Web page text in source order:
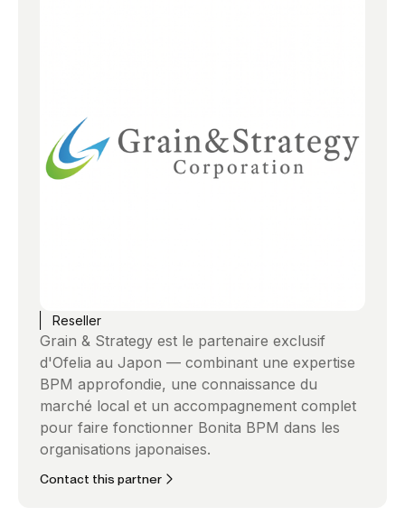
Reseller
Grain & Strategy est le partenaire exclusif
d'Ofelia au Japon — combinant une expertise
BPM approfondie, une connaissance du
marché local et un accompagnement complet
pour faire fonctionner Bonita BPM dans les
organisations japonaises.
Contact this partner